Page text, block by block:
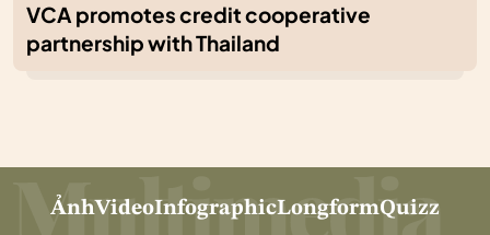
VCA promotes credit cooperative
partnership with Thailand
ẢnhVideoInfographicLongformQuizz